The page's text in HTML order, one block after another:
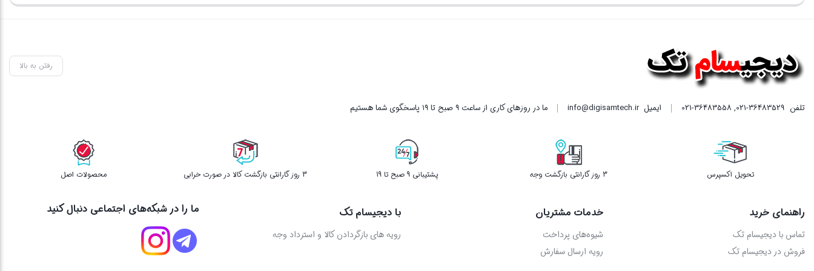
بود.
بود.
بود.
بود.
رفتن به بالا
تلفن 021-36483529
,
021-36483558 ایمیلinfo@digisamtech.ir ما در روزهای کاری از ساعت ۹ صبح تا ۱۹ پاسخگوی شما هستیم
تحویل اکسپرس 3 روز گارانتی بازگشت وجه پشتیبانی 9 صبح تا 19 3 روز گارانتی بازگشت کالا در صورت خرابی محصولات اصل
راهنمای خرید
تماس با دیجیسام تک
فروش در دیجیسام تک
خدمات مشتریان
شیوه‌های پرداخت
رویه ارسال سفارش
با دیجیسام تک
رویه های بازگردادن کالا و استرداد وجه
ما را در شبکه‌های اجتماعی دنبال کنید